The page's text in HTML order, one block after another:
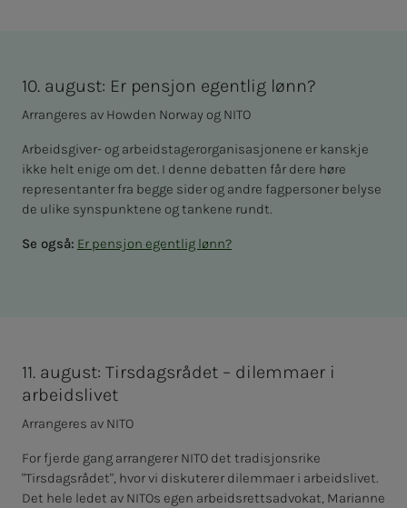
10. august: Er pensjon egentlig lønn?
Arrangeres av Howden Norway og NITO
Arbeidsgiver- og arbeidstagerorganisasjonene er kanskje
ikke helt enige om det. I denne debatten får dere høre
representanter fra begge sider og andre fagpersoner belyse
de ulike synspunktene og tankene rundt.
Se også: Er pensjon egentlig lønn?
11. august: Tirsdagsrådet – dilemmaer i
arbeidslivet
Arrangeres av NITO
For fjerde gang arrangerer NITO det tradisjonsrike
"Tirsdagsrådet", hvor vi diskuterer dilemmaer i arbeidslivet.
Det hele ledet av NITOs egen arbeidsrettsadvokat, Marianne